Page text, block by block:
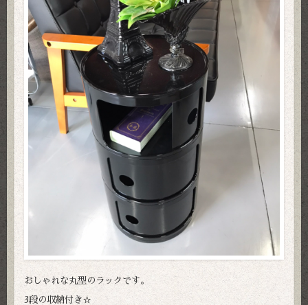
おしゃれな丸型のラックです。
3段の収納付き☆